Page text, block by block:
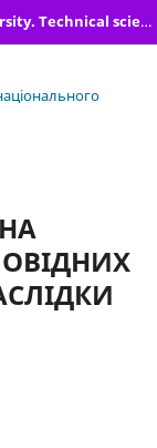
Herald of Khmelnytskyi National University. Technical sciences